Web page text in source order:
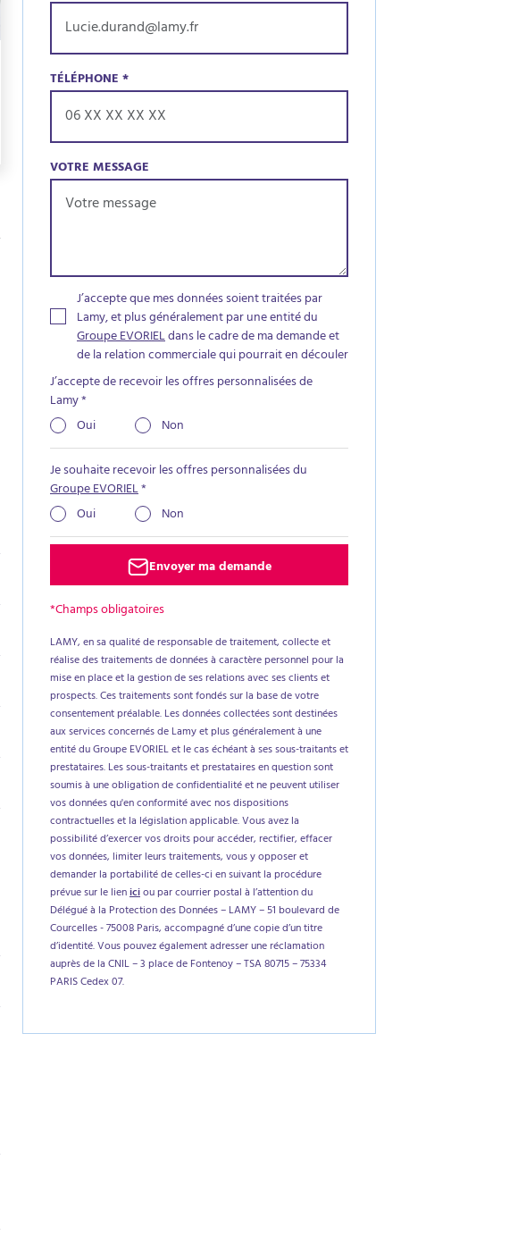
TÉLÉPHONE*
VOTRE MESSAGE
J’accepte que mes données soient traitées par
Lamy, et plus généralement par une entité du
Groupe EVORIELdans le cadre de ma demande et
de la relation commerciale qui pourrait en découler
J’accepte de recevoir les offres personnalisées de
Lamy*
Oui
Non
Je souhaite recevoir les offres personnalisées du
Groupe EVORIEL*
Oui
Non
Envoyer ma demande
*Champs obligatoires
LAMY, en sa qualité de responsable de traitement, collecte et
réalise des traitements de données à caractère personnel pour la
mise en place et la gestion de ses relations avec ses clients et
prospects. Ces traitements sont fondés sur la base de votre
consentement préalable. Les données collectées sont destinées
aux services concernés de Lamy et plus généralement à une
entité du Groupe EVORIEL et le cas échéant à ses sous-traitants et
prestataires. Les sous-traitants et prestataires en question sont
soumis à une obligation de confidentialité et ne peuvent utiliser
vos données qu'en conformité avec nos dispositions
contractuelles et la législation applicable. Vous avez la
possibilité d’exercer vos droits pour accéder, rectifier, effacer
vos données, limiter leurs traitements, vous y opposer et
demander la portabilité de celles-ci en suivant la procédure
prévue sur le lieniciou par courrier postal à l’attention du
Délégué à la Protection des Données – LAMY – 51 boulevard de
Courcelles - 75008 Paris, accompagné d’une copie d’un titre
d’identité. Vous pouvez également adresser une réclamation
auprès de la CNIL – 3 place de Fontenoy – TSA 80715 – 75334
PARIS Cedex 07.